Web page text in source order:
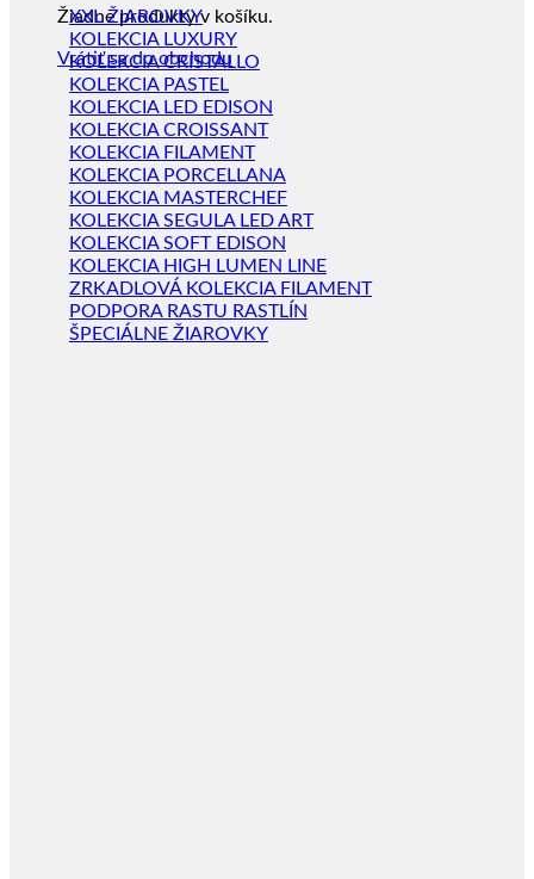
Žiadne produkty v košíku.
Vrátiť sa do obchodu
XXL ŽIAROVKY
KOLEKCIA LUXURY
KOLEKCIA CRISTALLO
KOLEKCIA PASTEL
KOLEKCIA LED EDISON
KOLEKCIA CROISSANT
KOLEKCIA FILAMENT
KOLEKCIA PORCELLANA
KOLEKCIA MASTERCHEF
KOLEKCIA SEGULA LED ART
KOLEKCIA SOFT EDISON
KOLEKCIA HIGH LUMEN LINE
ZRKADLOVÁ KOLEKCIA FILAMENT
PODPORA RASTU RASTLÍN
ŠPECIÁLNE ŽIAROVKY